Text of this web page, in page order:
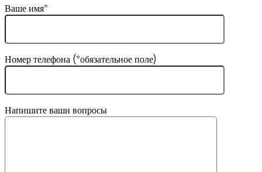
Ваше имя*
Номер телефона (*обязательное поле)
Напишите ваши вопросы